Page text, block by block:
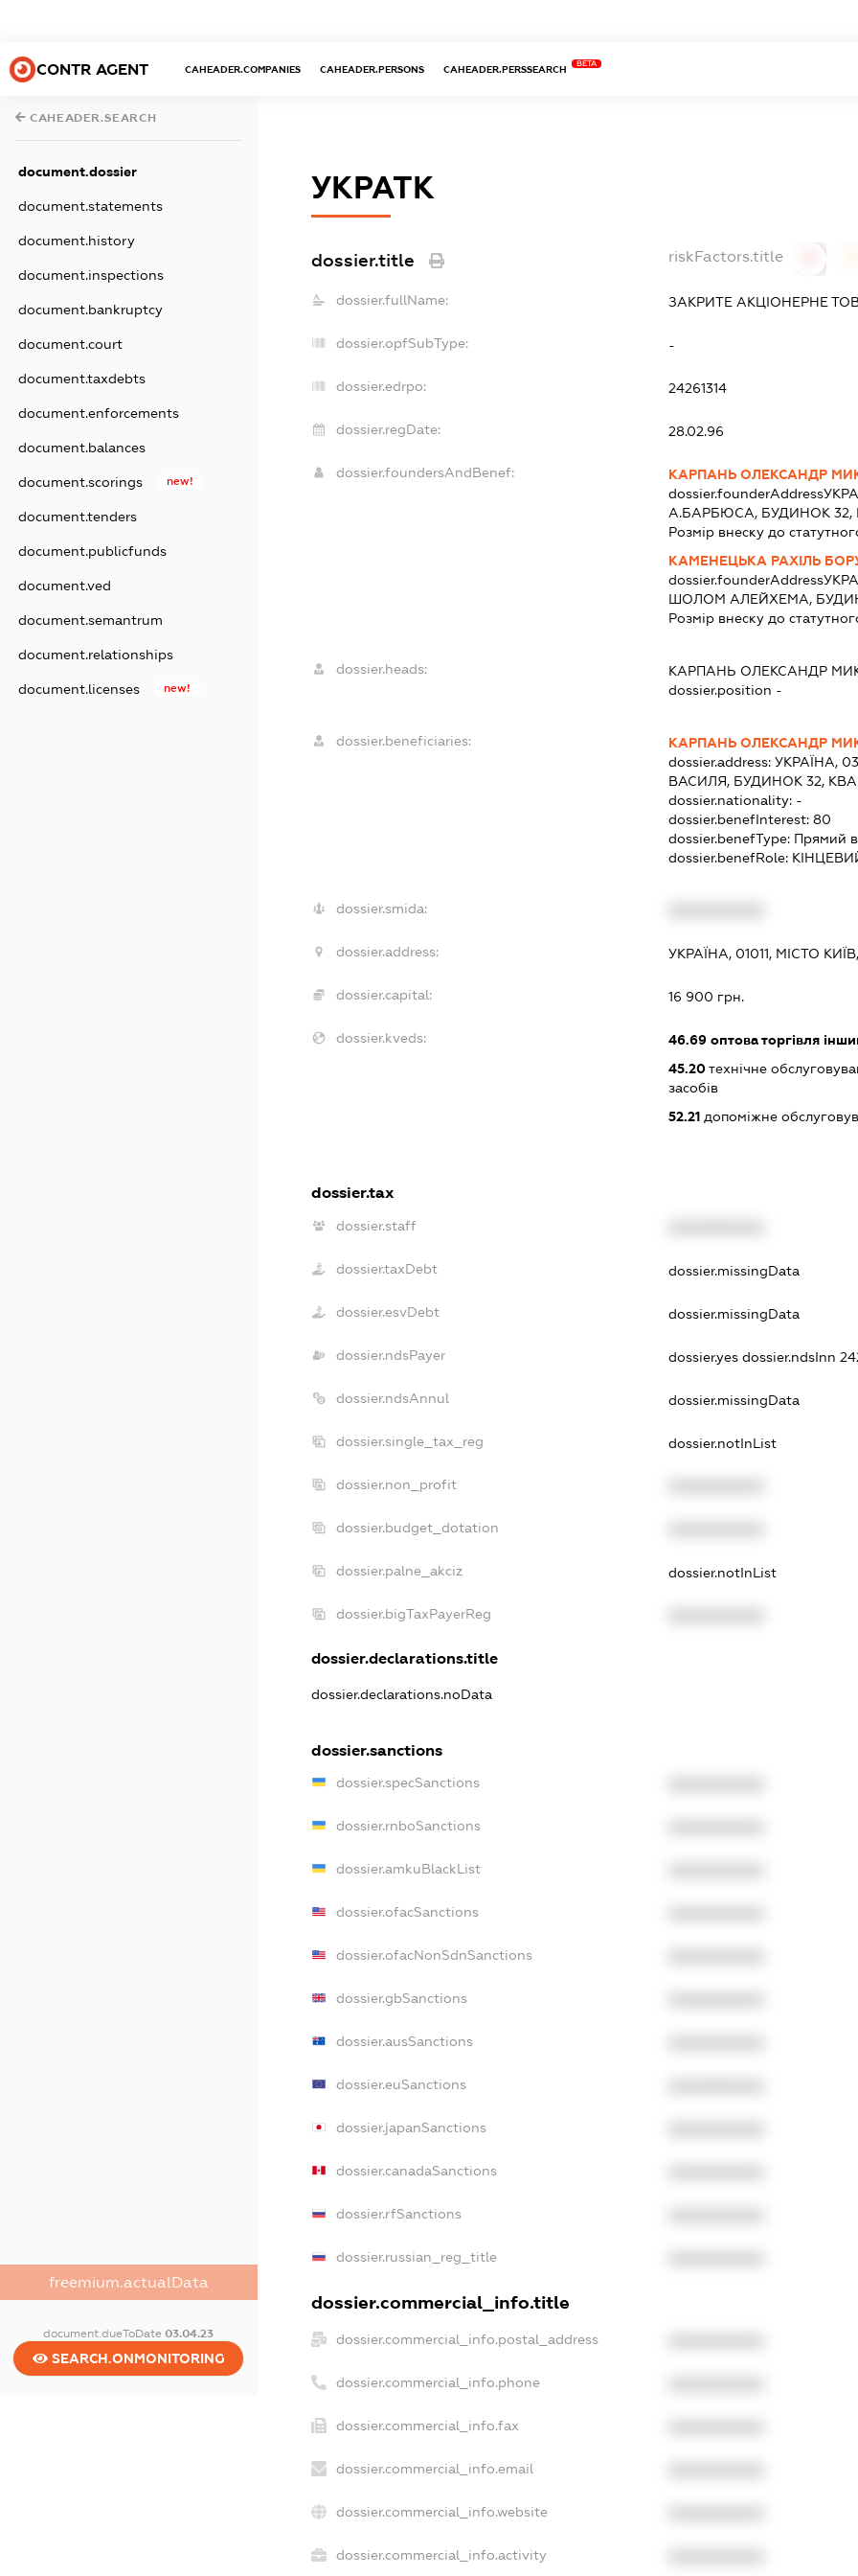
CONTR AGENT CAHEADER.COMPANIES CAHEADER.PERSONS CAHEADER.PERSSEARCH
BETA
CAHEADER.SEARCH
document.dossier
document.statements
document.history
document.inspections
document.bankruptcy
document.court
document.taxdebts
document.enforcements
document.balances
document.scorings new!
document.tenders
document.publicfunds
document.ved
document.semantrum
document.relationships
document.licenses new!
freemium.actualData
document.dueToDate03.04.23
SEARCH.ONMONITORING
УКРАТК
dossier.title riskFactors.title
dossier.fullName: ЗАКРИТЕ АКЦІОНЕРНЕ
dossier.opfSubType: -
dossier.edrpo: 24261314
dossier.regDate: 28.02.96
dossier.foundersAndBenef:
КАРПАНЬ ОЛЕКСАНДР
dossier.founderAddress
А.БАРБЮСА, БУДИНОК 32,
Розмір внеску до
КАМЕНЕЦЬКА РАХІЛЬ
dossier.founderAddress
ШОЛОМ АЛЕЙХЕМА,
Розмір внеску до
dossier.heads: КАРПАНЬ ОЛЕКСАНДР
dossier.position -
dossier.beneficiaries:
КАРПАНЬ ОЛЕКСАНДР
dossier.address: УКРАЇНА,
ВАСИЛЯ, БУДИНОК 32,
dossier.nationality: -
dossier.benefInterest: 80
dossier.benefType: Прямий
dossier.benefRole:
dossier.smida:
dossier.address: УКРАЇНА, 01011, МІСТО
dossier.capital: 16 900 грн.
dossier.kveds: 46.69оптова торгівля
45.20технічне
засобів
52.21допоміжне
dossier.tax
dossier.staff
dossier.taxDebt dossier.missingData
dossier.esvDebt dossier.missingData
dossier.ndsPayer dossier.yes dossier.ndsInn
dossier.ndsAnnul dossier.missingData
dossier.single_tax_reg dossier.notInList
dossier.non_profit
dossier.budget_dotation
dossier.palne_akciz dossier.notInList
dossier.bigTaxPayerReg
dossier.declarations.title
dossier.declarations.noData
dossier.sanctions
dossier.specSanctions
dossier.rnboSanctions
dossier.amkuBlackList
dossier.ofacSanctions
dossier.ofacNonSdnSanctions
dossier.gbSanctions
dossier.ausSanctions
dossier.euSanctions
dossier.japanSanctions
dossier.canadaSanctions
dossier.rfSanctions
dossier.russian_reg_title
dossier.commercial_info.title
dossier.commercial_info.postal_address
dossier.commercial_info.phone
dossier.commercial_info.fax
dossier.commercial_info.email
dossier.commercial_info.website
dossier.commercial_info.activity